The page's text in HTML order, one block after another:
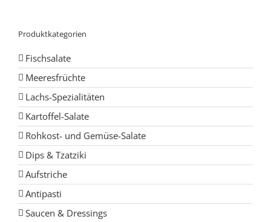
Produktkategorien
Fischsalate
Meeresfrüchte
Lachs-Spezialitäten
Kartoffel-Salate
Rohkost- und Gemüse-Salate
Dips & Tzatziki
Aufstriche
Antipasti
Saucen & Dressings